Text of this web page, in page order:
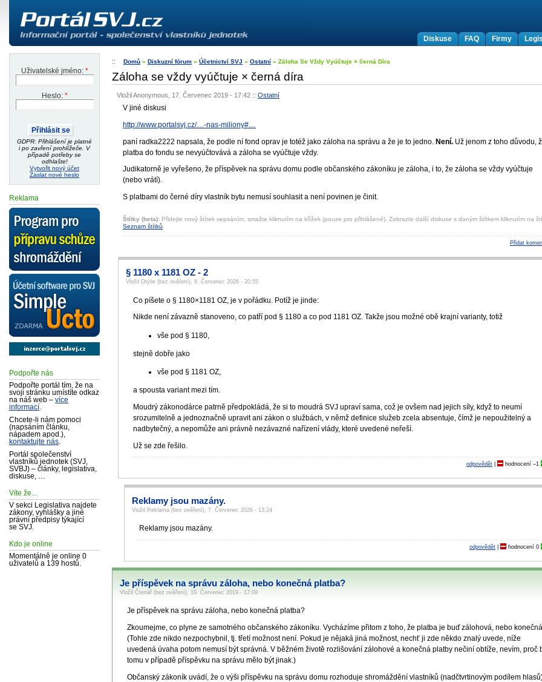
Firmy
FAQ
Diskuse
Uživatelské jméno: *
Heslo: *
GDPR: Přihlášení je platné
i po zavření prohlížeče. V
případě potřeby se
odhlašte!
Vytvořit nový účet
Zaslat nové heslo
Reklama
Podpořte nás
Podpořte portál tím, že na
svoji stránku umístíte odkaz
na náš web – více
informací
Chcete-li nám pomoci
(napsáním článku,
nápadem apod.),
kontaktujte nás
Portál společenství
vlastníků jednotek (SVJ,
SVBJ) – články, legislativa,
diskuse, …
Víte že...
V sekci Legislativa najdete
zákony, vyhlášky a jiné
právní předpisy týkající
se SVJ.
Kdo je online
Momentálně je online 0
uživatelů a 139 hostů.
Domů » Diskuzní fórum » Účetnictví SVJ » Ostatní » Záloha Se Vždy Vyúčtuje × černá Díra
Záloha se vždy vyúčtuje × černá díra
Vložil Anonymous, 17. Červenec 2019 - 17:42 :: Ostatní
V jiné diskusi
http://www.portalsvj.cz/…-nas-miliony#…
paní radka2222 napsala, že podle ní fond oprav je totéž jako záloha na správu a že je to jedno. Není. Už jenom z toho důvodu,
platba do fondu se nevyúčtovává a záloha se vyúčtuje vždy.
Judikatorně je vyřešeno, že příspěvek na správu domu podle občanského zákoníku je záloha, i to, že záloha se vždy vyúčtuje
(nebo vrátí).
S platbami do černé díry vlastník bytu nemusí souhlasit a není povinen je činit.
Štítky (beta): Přidejte nový štítek vepsáním, smažte kliknutím na křížek (pouze pro přihlášené). Zobrazte další diskuse s daným štítkem kliknutím na
Seznam štítků
Přidat
§ 1180 x 1181 OZ - 2
Vložil Otýlie (bez ověření), 6. Červenec 2026 - 20:55
Co píšete o § 1180×1181 OZ, je v pořádku. Potíž je jinde:
Nikde není závazně stanoveno, co patří pod § 1180 a co pod 1181 OZ. Takže jsou možné obě krajní varianty, totiž
vše pod § 1180,
stejně dobře jako
vše pod § 1181 OZ,
a spousta variant mezi tím.
Moudrý zákonodárce patrně předpokládá, že si to moudrá SVJ upraví sama, což je ovšem nad jejich síly, když to neumí
srozumitelně a jednoznačně upravit ani zákon o službách, v němž definice služeb zcela absentuje, čímž je nepoužitelný a
nadbytečný, a nepomůže ani právně nezávazné nařízení vlády, které uvedené neřeší.
Už se zde řešilo.
odpovědět| hodnocení –1
Reklamy jsou mazány.
Vložil Reklama (bez ověření), 7. Červenec 2026 - 13:24
Reklamy jsou mazány.
odpovědět| hodnocení 0
Je příspěvek na správu záloha, nebo konečná platba?
Vložil Čtenář (bez ověření), 19. Červenec 2019 - 17:09
Je příspěvek na správu záloha, nebo konečná platba?
Zkoumejme, co plyne ze samotného občanského zákoníku. Vycházíme přitom z toho, že platba je buď zálohová, nebo
(Tohle zde nikdo nezpochybnil, tj. třetí možnost není. Pokud je nějaká jiná možnost, nechť ji zde někdo znalý uvede, níže
uvedená úvaha potom nemusí být správná. V běžném životě rozlišování zálohové a konečná platby nečiní obtíže, nevím, proč
tomu v případě příspěvku na správu mělo být jinak.)
Občanský zákoník uvádí, že o výši příspěvku na správu domu rozhoduje shromáždění vlastníků (nadčtvrtinovým podílem